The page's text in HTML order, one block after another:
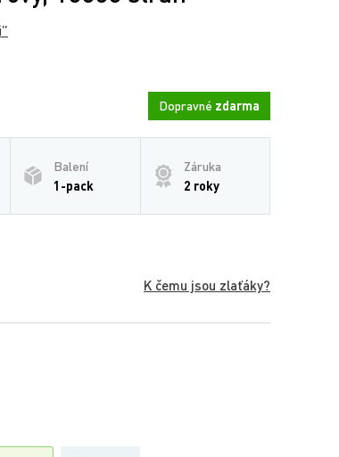
Dopravné zdarma
Balení
1-pack
Záruka
2 roky
K čemu jsou zlaťáky?